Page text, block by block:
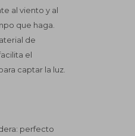
al viento y al
que haga.
de
el
captar la luz.
perfecto